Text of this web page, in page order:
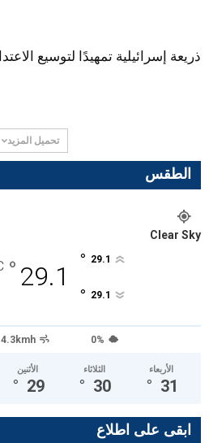
ذريعة إسرائيلية تمهيدًا لتوسيع
تحميل المزيد
الطقس
Clear Sky
29.1
° 29.1
°
29.1
°
4.3kmh 0%
الأثنين
29
°
الثلاثاء
30
°
الأربعاء
31
°
ابقى على اطلاع